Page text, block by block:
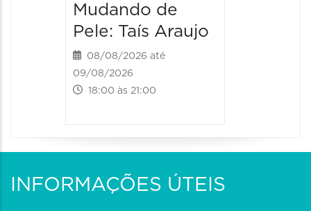
Mudando de
Pele: Taís Araujo
08/08/2026 até
09/08/2026
18:00 às 21:00
INFORMAÇÕES ÚTEIS